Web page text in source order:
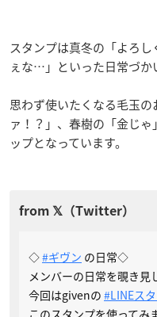
スタンプは真冬の「よろ
ぇな…」といった日常づか
思わず使いたくなる毛玉
ァ！？」、春樹の「金じ
ップとなっています。
◇#ギヴン の日常◇
メンバーの日常を覗き見
今回はgivenの #LINEス
このスタンプを使ってみ